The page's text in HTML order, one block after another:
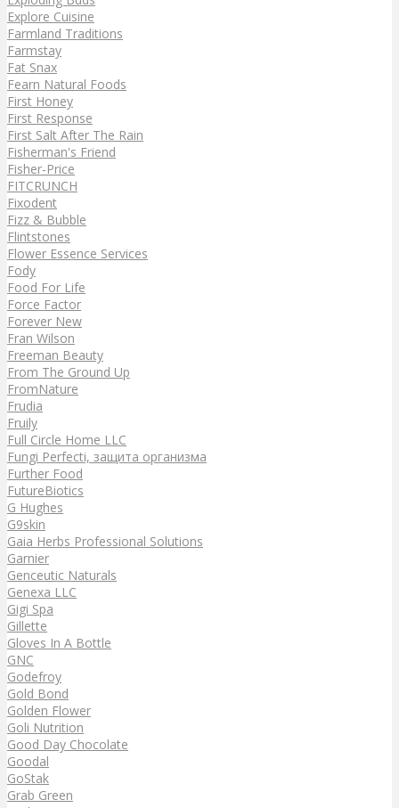
Explore Cuisine
Farmland Traditions
Farmstay
Fat Snax
Fearn Natural Foods
First Honey
First Response
First Salt After The Rain
Fisherman's Friend
Fisher-Price
FITCRUNCH
Fixodent
Fizz & Bubble
Flintstones
Flower Essence Services
Fody
Food For Life
Force Factor
Forever New
Fran Wilson
Freeman Beauty
From The Ground Up
FromNature
Frudia
Fruily
Full Circle Home LLC
Fungi Perfecti, защита организма
Further Food
FutureBiotics
G Hughes
G9skin
Gaia Herbs Professional Solutions
Garnier
Genceutic Naturals
Genexa LLC
Gigi Spa
Gillette
Gloves In A Bottle
GNC
Godefroy
Gold Bond
Golden Flower
Goli Nutrition
Good Day Chocolate
Goodal
GoStak
Grab Green